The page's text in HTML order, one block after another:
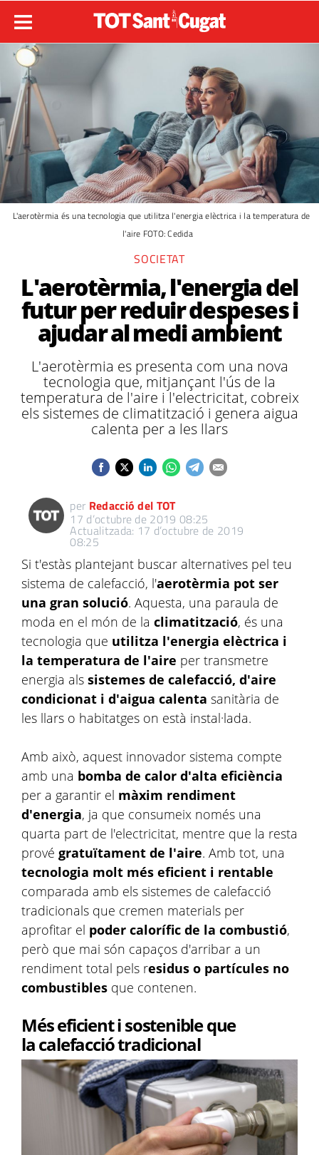
L'aerotèrmia és una tecnologia que utilitza l'energia elèctrica i la temperatura de
l'aire FOTO: Cedida
SOCIETAT
L'aerotèrmia, l'energia del
futur per reduir despeses i
ajudar al medi ambient
L'aerotèrmia es presenta com una nova
tecnologia que, mitjançant l'ús de la
temperatura de l'aire i l'electricitat, cobreix
els sistemes de climatització i genera aigua
calenta per a les llars
per Redacció del TOT
17 d’octubre de 2019 08:25
Actualitzada: 17 d’octubre de 2019
08:25
Si t'estàs plantejant buscar alternatives pel teu
sistema de calefacció, l'aerotèrmia pot ser
una gran solució. Aquesta, una paraula de
moda en el món de la climatització, és una
tecnologia que utilitza l'energia elèctrica i
la temperatura de l'aire per transmetre
energia als sistemes de calefacció, d'aire
condicionat i d'aigua calenta sanitària de
les llars o habitatges on està instal·lada.
Amb això, aquest innovador sistema compte
amb una bomba de calor d'alta eficiència
per a garantir el màxim rendiment
d'energia, ja que consumeix només una
quarta part de l'electricitat, mentre que la resta
prové gratuïtament de l'aire. Amb tot, una
tecnologia molt més eficient i rentable
comparada amb els sistemes de calefacció
tradicionals que cremen materials per
aprofitar el poder calorífic de la combustió,
però que mai són capaços d'arribar a un
rendiment total pels residus o partícules no
combustibles que contenen.
Més eficient i sostenible que
la calefacció tradicional